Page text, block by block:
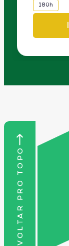
180h
VOLTAR PRO TOPO